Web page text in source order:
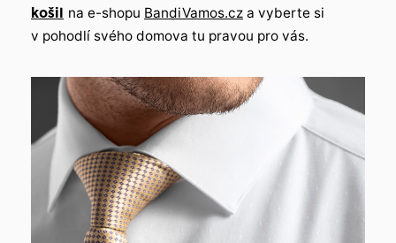
košil na e-shopu BandiVamos.cz a vyberte si
v pohodlí svého domova tu pravou pro vás.